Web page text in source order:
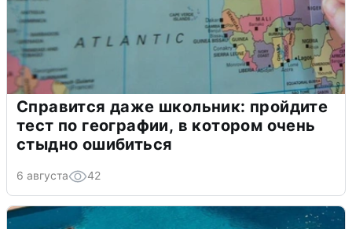
Справится даже школьник: пройдите
тест по географии, в котором очень
стыдно ошибиться
6 августа 42